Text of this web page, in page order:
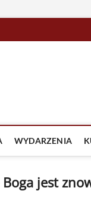
WYDARZENIA
jest